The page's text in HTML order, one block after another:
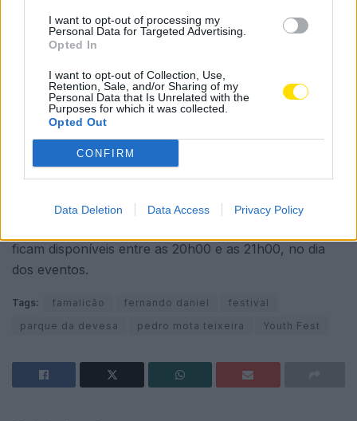
I want to opt-out of processing my
Personal Data for Targeted Advertising.
Opted In
I want to opt-out of Collection, Use,
Retention, Sale, and/or Sharing of my
Personal Data that Is Unrelated with the
Purposes for which it was collected.
Opted Out
CONFIRM
Data Deletion Data Access Privacy Policy
gratuitos, mas as reservas são limitadas a quatro
pessoas e devem ser efetuadas na Casa da Juventude
de Famalicão, entre as 9h00 e as 18h00, do dia 6 a 9
de setembro.
No momento da realização da reserva, é necessário o
nome completo e contactos telefónicos de todos os
elementos. O levantamento do ingresso deve realizar-
as 18h30 e as 20h00, sendo que cada pessoa apenas
ficam disponíveis entre as 20h00 e as 21h00, no dia
dos eventos.
Tags: famalicão fernando daniel
festival
parque da devesa
pedro mota teixeira Youth Fest